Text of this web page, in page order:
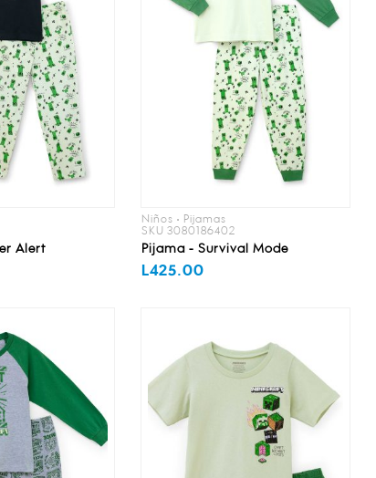
Alert
Niños • Pijamas
SKU 3080186402
Pijama - Survival Mode
L425.00